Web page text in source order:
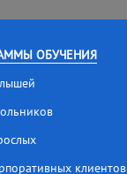
ОБУЧЕНИЯ
клиентов